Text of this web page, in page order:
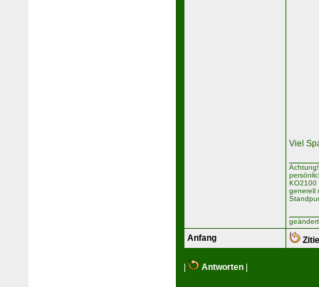
Viel
KO2100
generell
Anfang
Antworten